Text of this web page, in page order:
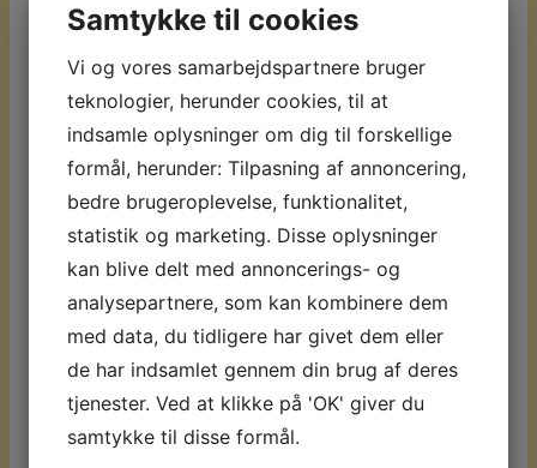
grundet de store swimmingpools, hvoraf
deres store lejligheder, der er meget
veludstyret inkl. en dejlig stor terrasse.
Tropical Park er for dem der vil have
mulighed for, at lave mad selv og passe
sig selv og med alt udenfor døren.
Hotel Tropical Park består af
163 lejligheder. Opholdet er i 2 værelses
lejlighed på ca. 40 m2. Der er separat
soveværelse, badeværelse med
brusebad & hårtørrer, opholdsplads m.
Samtykke til cookies
Vi og vores samarbejdspartnere bruger
teknologier, herunder cookies, til at
indsamle oplysninger om dig til forskellige
formål, herunder: Tilpasning af annoncering,
bedre brugeroplevelse, funktionalitet,
statistik og marketing. Disse oplysninger
kan blive delt med annoncerings- og
analysepartnere, som kan kombinere dem
med data, du tidligere har givet dem eller
de har indsamlet gennem din brug af deres
tjenester. Ved at klikke på 'OK' giver du
samtykke til disse formål.